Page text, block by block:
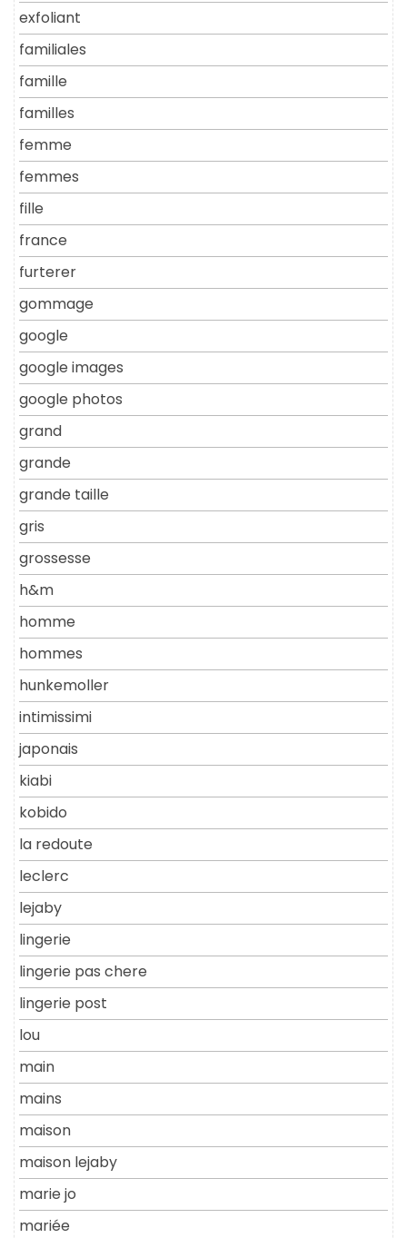
exfoliant
familiales
famille
familles
femme
femmes
fille
france
furterer
gommage
google
google images
google photos
grand
grande
grande taille
gris
grossesse
h&m
homme
hommes
hunkemoller
intimissimi
japonais
kiabi
kobido
la redoute
leclerc
lejaby
lingerie
lingerie pas chere
lingerie post
lou
main
mains
maison
maison lejaby
marie jo
mariée